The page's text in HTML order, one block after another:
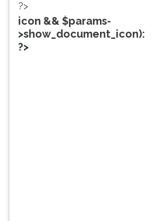
leitor
pausar
?>
icon && $params-
>show_document_icon):
?>